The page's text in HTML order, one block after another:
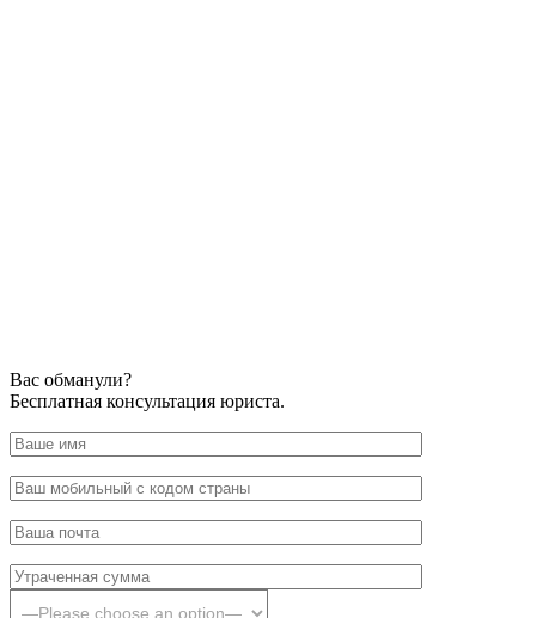
Вас обманули?
Бесплатная консультация юриста.